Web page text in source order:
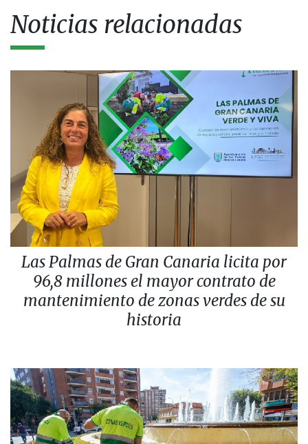
Noticias relacionadas
Las Palmas de Gran Canaria licita por
96,8 millones el mayor contrato de
mantenimiento de zonas verdes de su
historia